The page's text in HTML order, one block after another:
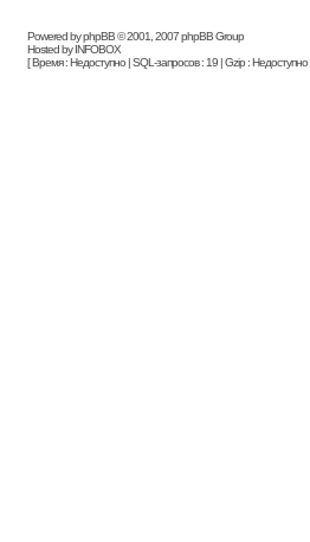
Powered by phpBB © 2001, 2007 phpBB Group
Hosted by INFOBOX
[ Время : Недоступно | SQL-запросов : 19 | Gzip :